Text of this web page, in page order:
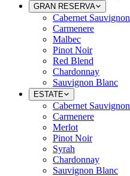
GRAN RESERVA
Cabernet Sauvignon
Carmenere
Malbec
Pinot Noir
Red Blend
Chardonnay
Sauvignon Blanc
ESTATE
Cabernet Sauvignon
Carmenere
Merlot
Pinot Noir
Syrah
Chardonnay
Sauvignon Blanc